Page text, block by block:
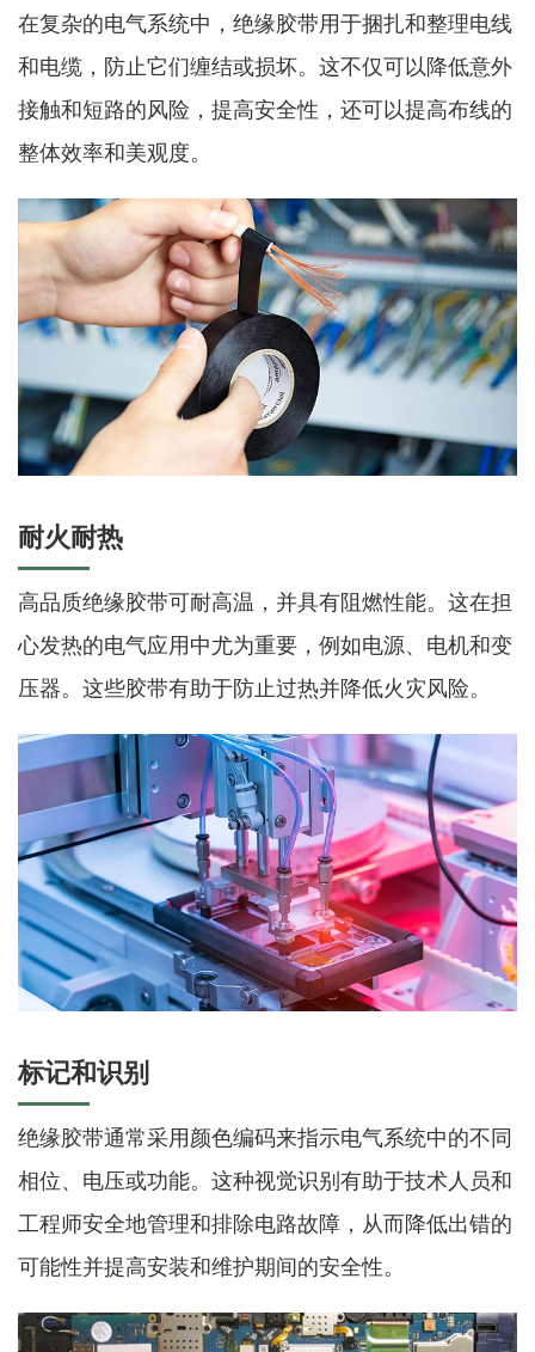
在复杂的电气系统中，绝缘胶带用于捆扎和整理电线
和电缆，防止它们缠结或损坏。这不仅可以降低意外
接触和短路的风险，提高安全性，还可以提高布线的
整体效率和美观度。
耐火耐热
高品质绝缘胶带可耐高温，并具有阻燃性能。这在担
心发热的电气应用中尤为重要，例如电源、电机和变
压器。这些胶带有助于防止过热并降低火灾风险。
标记和识别
绝缘胶带通常采用颜色编码来指示电气系统中的不同
相位、电压或功能。这种视觉识别有助于技术人员和
工程师安全地管理和排除电路故障，从而降低出错的
可能性并提高安装和维护期间的安全性。